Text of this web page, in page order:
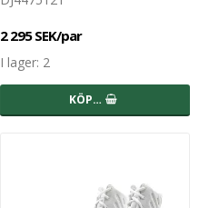
2 295 SEK/par
I lager: 2
KÖP…